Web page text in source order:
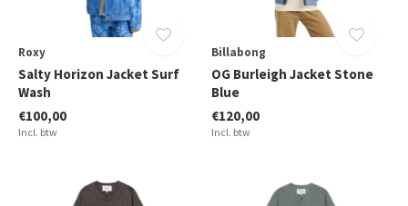
Roxy
Salty Horizon Jacket Surf
Wash
€100,00
Incl. btw
Billabong
OG Burleigh Jacket Stone
Blue
€120,00
Incl. btw